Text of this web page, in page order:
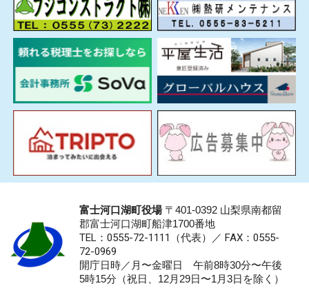
富士河口湖町役場〒401-0392 山梨県南都留
郡富士河口湖町船津1700番地
TEL：0555-72-1111 （代表）／ FAX：0555-
72-0969
開庁日時／月〜金曜日 午前8時30分〜午後
5時15分（祝日、12月29日〜1月3日を除く）